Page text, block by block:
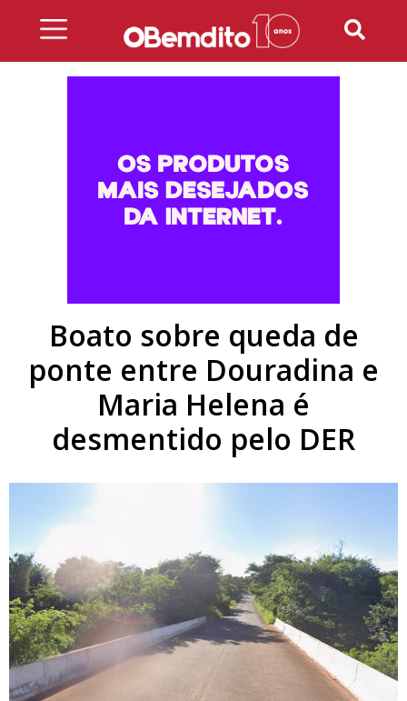
Boato sobre queda de
ponte entre Douradina e
Maria Helena é
desmentido pelo DER